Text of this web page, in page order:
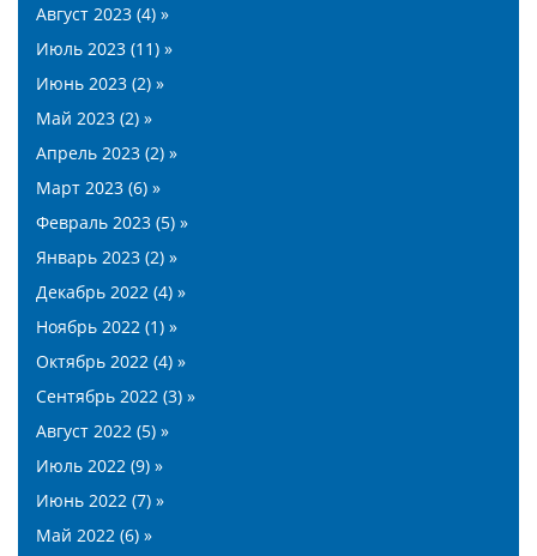
Август 2023 (4) »
Июль 2023 (11) »
Июнь 2023 (2) »
Май 2023 (2) »
Апрель 2023 (2) »
Март 2023 (6) »
Февраль 2023 (5) »
Январь 2023 (2) »
Декабрь 2022 (4) »
Ноябрь 2022 (1) »
Октябрь 2022 (4) »
Сентябрь 2022 (3) »
Август 2022 (5) »
Июль 2022 (9) »
Июнь 2022 (7) »
Май 2022 (6) »